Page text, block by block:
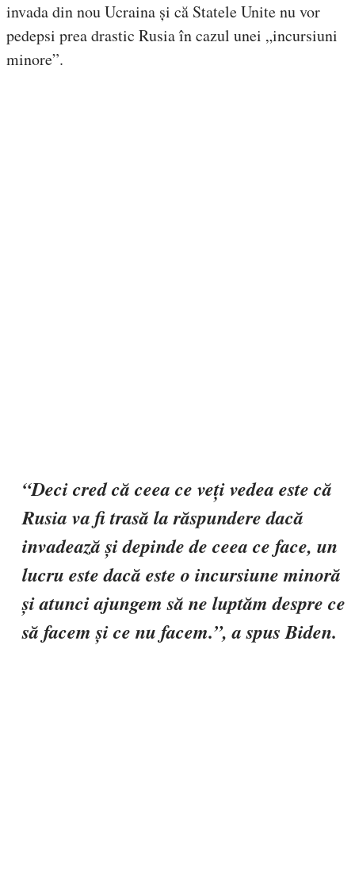
invada din nou Ucraina și că Statele Unite nu vor
pedepsi prea drastic Rusia în cazul unei „incursiuni
minore”.
“Deci cred că ceea ce veți vedea este că
Rusia va fi trasă la răspundere dacă
invadează și depinde de ceea ce face, un
lucru este dacă este o incursiune minoră
și atunci ajungem să ne luptăm despre ce
să facem și ce nu facem.”, a spus Biden.